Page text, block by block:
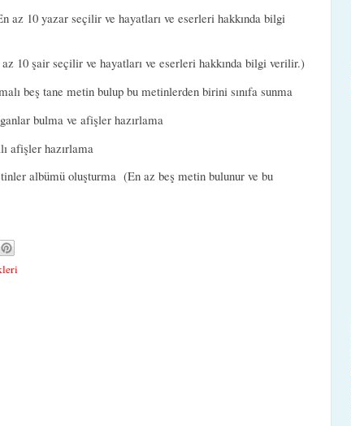
az 10 yazar seçilir ve hayatları ve eserleri hakkında bilgi
10 şair seçilir ve hayatları ve eserleri hakkında bilgi verilir.)
beş tane metin bulup bu metinlerden birini sınıfa sunma
bulma ve afişler hazırlama
afişler hazırlama
albümü oluşturma (En az beş metin bulunur ve bu